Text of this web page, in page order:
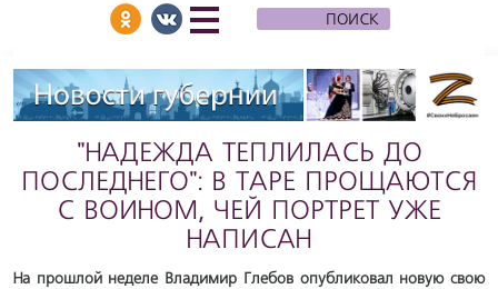
"НАДЕЖДА ТЕПЛИЛАСЬ ДО
ПОСЛЕДНЕГО": В ТАРЕ ПРОЩАЮТСЯ
С ВОИНОМ, ЧЕЙ ПОРТРЕТ УЖЕ
НАПИСАН
На прошлой неделе Владимир Глебов опубликовал новую свою